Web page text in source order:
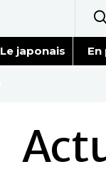
Le japonais En